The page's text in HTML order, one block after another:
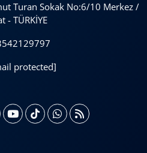
Turan Sokak No:6/10 Merkez /
- TÜRKİYE
protected]